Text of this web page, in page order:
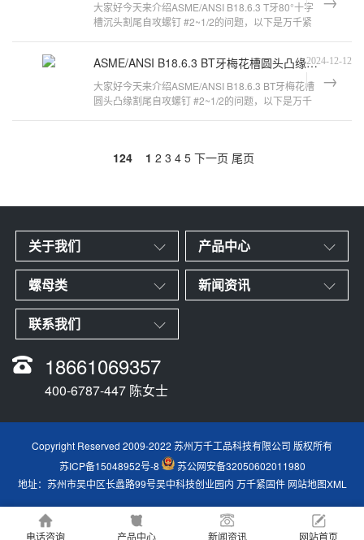
大家好今天来介绍ASME/ANSI B18.6.3 T牙80°十字
槽沉头割尾自攻螺钉 #2~1/2的问题，以下是万千紧
ASME/ANSI B18.6.3 BT牙梅花槽圆头凸缘割尾自攻螺钉 #2~1/2
2024-12-12
大家好今天来介绍ASME/ANSI B18.6.3 BT牙梅花槽
圆头凸缘割尾自攻螺钉 #2~1/2的问题，以下是万千
124 1 2 3 4 5 下一页 尾页
关于我们 产品中心
螺母类 新闻资讯
联系我们
18661069357
400-6787-447 陈女士
Copyright Reserved 2009-2022 苏州万千工品科技有限公司 版权所有
苏ICP备15048952号-8
苏公网安备32050602011980
地址：苏州市吴中区长蠡路99号吴中科技创业园内 万千紧固件 网站地图XML
电话咨询 产品中心 新闻资讯 网站首页